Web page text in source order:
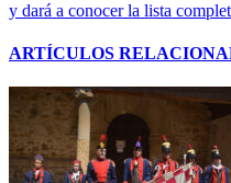
y dará a conocer la lista
ARTÍCULOS